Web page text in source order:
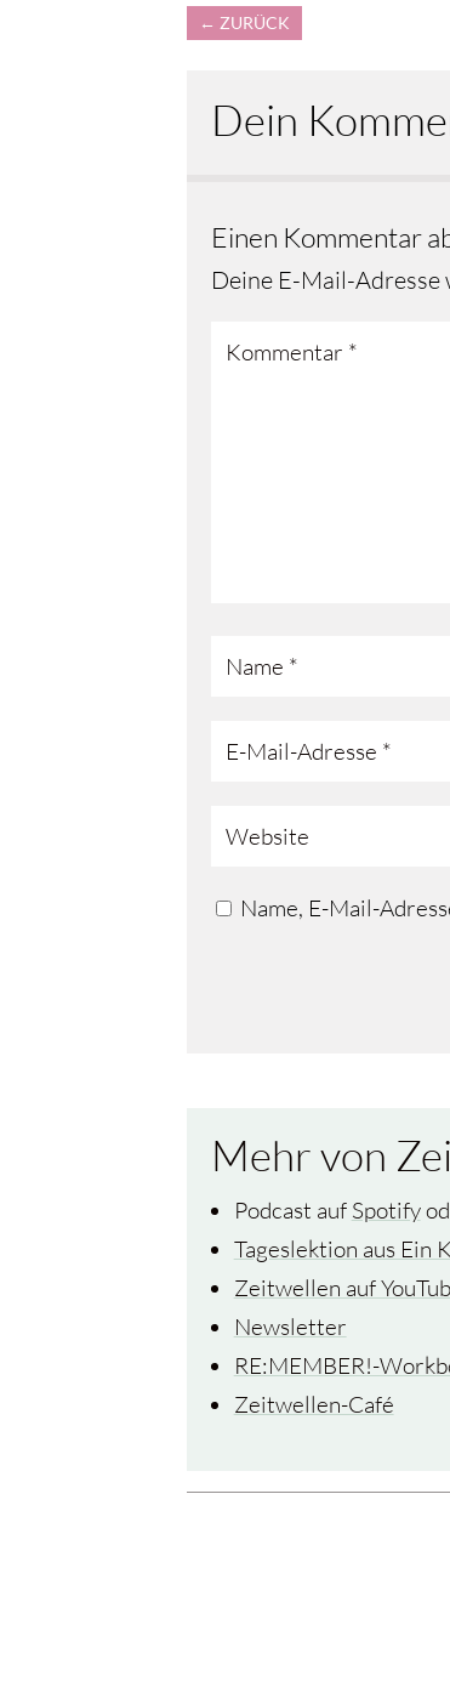
← ZURÜCK
Dein
Einen Kommentar
Deine E-Mail-
Name, E-Mail-
Mehr von
Podcast auf Spotify
Tageslektion aus Ein
Zeitwellen auf
Newsletter
RE:MEMBER!-
Zeitwellen-Café